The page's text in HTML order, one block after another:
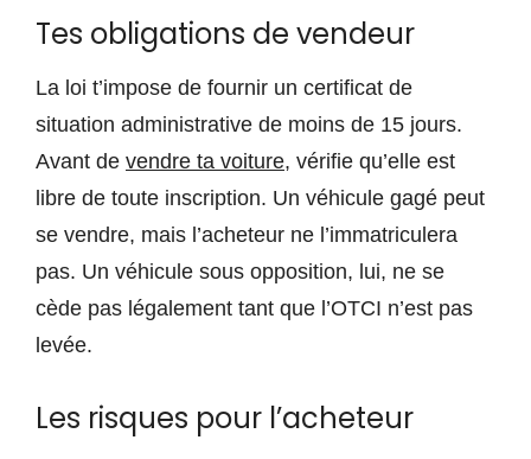
Tes obligations de vendeur
La loi t’impose de fournir un certificat de
situation administrative de moins de 15 jours.
Avant de vendre ta voiture, vérifie qu’elle est
libre de toute inscription. Un véhicule gagé peut
se vendre, mais l’acheteur ne l’immatriculera
pas. Un véhicule sous opposition, lui, ne se
cède pas légalement tant que l’OTCI n’est pas
levée.
Les risques pour l’acheteur